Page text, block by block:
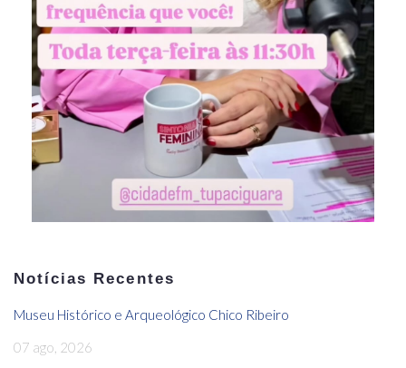
Notícias Recentes
Museu Histórico e Arqueológico Chico Ribeiro
07 ago, 2026